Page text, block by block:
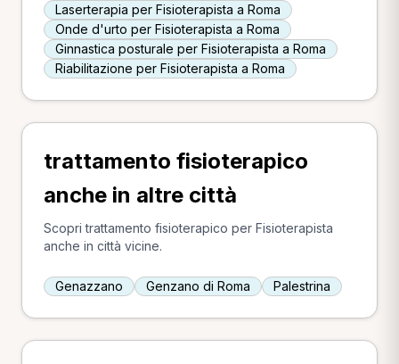
Laserterapia per Fisioterapista a Roma
Onde d'urto per Fisioterapista a Roma
Ginnastica posturale per Fisioterapista a Roma
Riabilitazione per Fisioterapista a Roma
trattamento fisioterapico
anche in altre città
Scopri trattamento fisioterapico per Fisioterapista
anche in città vicine.
Genazzano Genzano di Roma Palestrina